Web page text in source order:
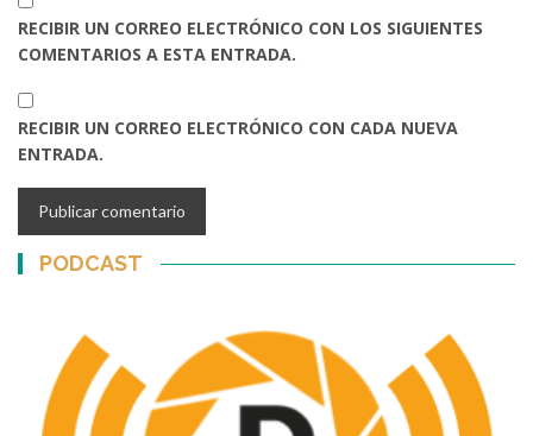
RECIBIR UN CORREO ELECTRÓNICO CON LOS SIGUIENTES
COMENTARIOS A ESTA ENTRADA.
RECIBIR UN CORREO ELECTRÓNICO CON CADA NUEVA
ENTRADA.
PODCAST